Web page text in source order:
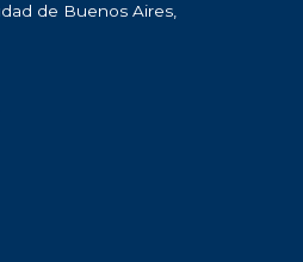
de Buenos Aires,